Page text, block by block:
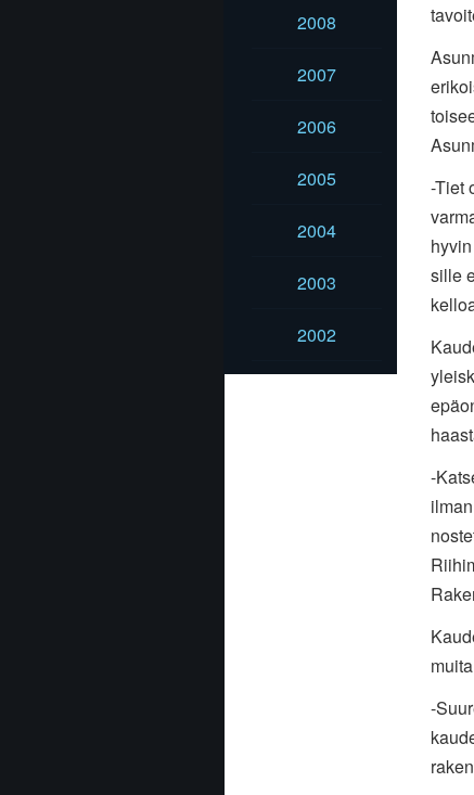
2008
2007
2006
2005
2004
2003
2002
-Tiet
sille
-
-